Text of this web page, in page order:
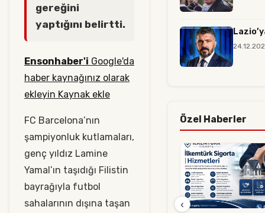
gereğini
yaptığını belirtti.
Ensonhaber'i Google'da
haber kaynağınız olarak
ekleyin Kaynak ekle
FC Barcelona’nın
şampiyonluk kutlamaları,
genç yıldız Lamine
Yamal’ın taşıdığı Filistin
bayrağıyla futbol
sahalarının dışına taşan
Özel Haberler
‹